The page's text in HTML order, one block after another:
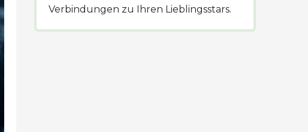
Verbindungen zu Ihren Lieblingsstars.